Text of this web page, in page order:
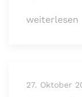
weiterlesen
27. Oktober